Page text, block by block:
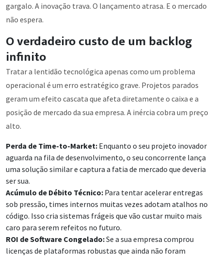
gargalo. A inovação trava. O lançamento atrasa. E o mercado
não espera.
O verdadeiro custo de um backlog
infinito
Tratar a lentidão tecnológica apenas como um problema
operacional é um erro estratégico grave. Projetos parados
geram um efeito cascata que afeta diretamente o caixa e a
posição de mercado da sua empresa. A inércia cobra um preço
alto.
Perda de Time-to-Market: Enquanto o seu projeto inovador
aguarda na fila de desenvolvimento, o seu concorrente lança
uma solução similar e captura a fatia de mercado que deveria
ser sua.
Acúmulo de Débito Técnico: Para tentar acelerar entregas
sob pressão, times internos muitas vezes adotam atalhos no
código. Isso cria sistemas frágeis que vão custar muito mais
caro para serem refeitos no futuro.
ROI de Software Congelado:Se a sua empresa comprou
licenças de plataformas robustas que ainda não foram